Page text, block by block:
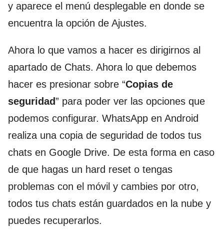
y aparece el menú desplegable en donde se
encuentra la opción de Ajustes.
Ahora lo que vamos a hacer es dirigirnos al
apartado de Chats. Ahora lo que debemos
hacer es presionar sobre “Copias de
seguridad” para poder ver las opciones que
podemos configurar. WhatsApp en Android
realiza una copia de seguridad de todos tus
chats en Google Drive. De esta forma en caso
de que hagas un hard reset o tengas
problemas con el móvil y cambies por otro,
todos tus chats están guardados en la nube y
puedes recuperarlos.